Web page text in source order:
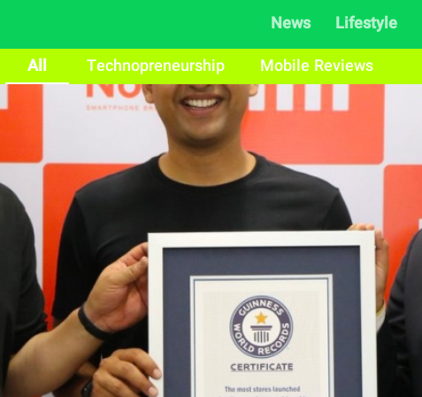
News Lifestyle
All
Technopreneurship Mobile Reviews